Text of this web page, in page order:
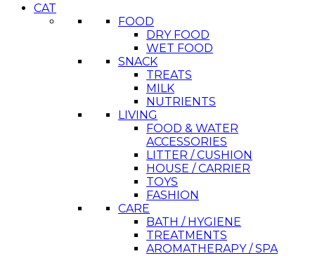
CAT
FOOD
DRY FOOD
WET FOOD
SNACK
TREATS
MILK
NUTRIENTS
LIVING
FOOD & WATER
ACCESSORIES
LITTER / CUSHION
HOUSE / CARRIER
TOYS
FASHION
CARE
BATH / HYGIENE
TREATMENTS
AROMATHERAPY / SPA